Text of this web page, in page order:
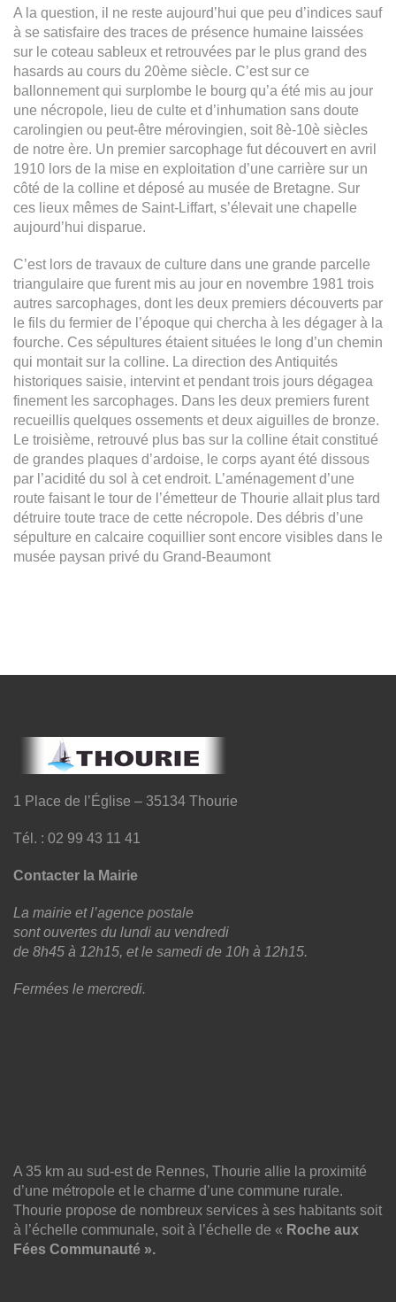
A la question, il ne reste aujourd’hui que peu d’indices sauf
à se satisfaire des traces de présence humaine laissées
sur le coteau sableux et retrouvées par le plus grand des
hasards au cours du 20ème siècle. C’est sur ce
ballonnement qui surplombe le bourg qu’a été mis au jour
une nécropole, lieu de culte et d’inhumation sans doute
carolingien ou peut-être mérovingien, soit 8è-10è siècles
de notre ère. Un premier sarcophage fut découvert en avril
1910 lors de la mise en exploitation d’une carrière sur un
côté de la colline et déposé au musée de Bretagne. Sur
ces lieux mêmes de Saint-Liffart, s’élevait une chapelle
aujourd’hui disparue.
C’est lors de travaux de culture dans une grande parcelle
triangulaire que furent mis au jour en novembre 1981 trois
autres sarcophages, dont les deux premiers découverts par
le fils du fermier de l’époque qui chercha à les dégager à la
fourche. Ces sépultures étaient situées le long d’un chemin
qui montait sur la colline. La direction des Antiquités
historiques saisie, intervint et pendant trois jours dégagea
finement les sarcophages. Dans les deux premiers furent
recueillis quelques ossements et deux aiguilles de bronze.
Le troisième, retrouvé plus bas sur la colline était constitué
de grandes plaques d’ardoise, le corps ayant été dissous
par l’acidité du sol à cet endroit. L’aménagement d’une
route faisant le tour de l’émetteur de Thourie allait plus tard
détruire toute trace de cette nécropole. Des débris d’une
sépulture en calcaire coquillier sont encore visibles dans le
musée paysan privé du Grand-Beaumont
1 Place de l’Église – 35134 Thourie
Tél. : 02 99 43 11 41
Contacter la Mairie
La mairie et l’agence postale
sont ouvertes du lundi au vendredi
de 8h45 à 12h15, et le samedi de 10h à 12h15.
Fermées le mercredi.
A 35 km au sud-est de Rennes, Thourie allie la proximité
d’une métropole et le charme d’une commune rurale.
Thourie propose de nombreux services à ses habitants soit
à l’échelle communale, soit à l’échelle de « Roche aux
Fées Communauté ».